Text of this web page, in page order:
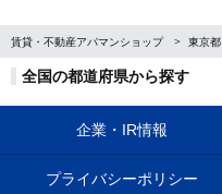
賃貸・不動産アパマンショップ 東京都
全国の都道府県から探す
企業・IR情報
プライバシーポリシー